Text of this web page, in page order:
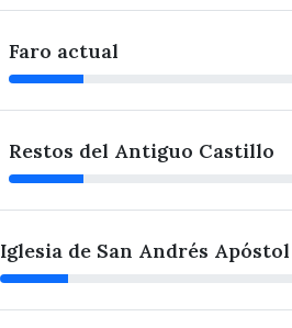
Faro actual
Restos del Antiguo Castillo
Iglesia de San Andrés Apóstol